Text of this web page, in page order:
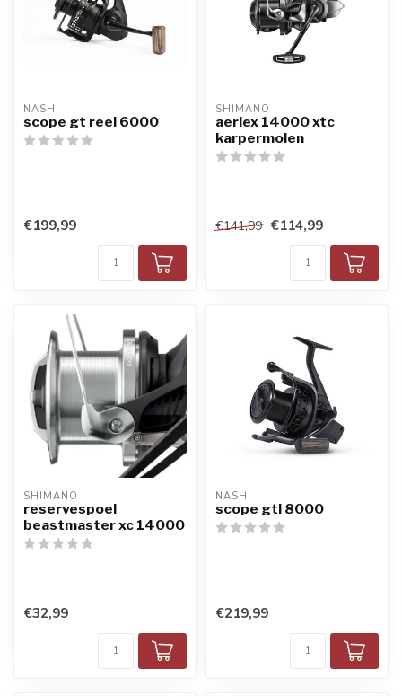
NASH
scope gt reel 6000
€199,99
SHIMANO
aerlex 14000 xtc
karpermolen
€141,99 €114,99
SHIMANO
reservespoel
beastmaster xc 14000
€32,99
NASH
scope gtl 8000
€219,99